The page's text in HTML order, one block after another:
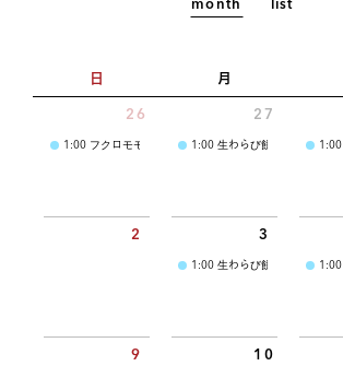
month list
日 月
26
1:00 フクロモモンガ研究所
27
1:00 生わらび餅｢絹空｣-kinura-
1:00
2 3
1:00 生わらび餅｢絹空｣-kinura-
1:00
9 10